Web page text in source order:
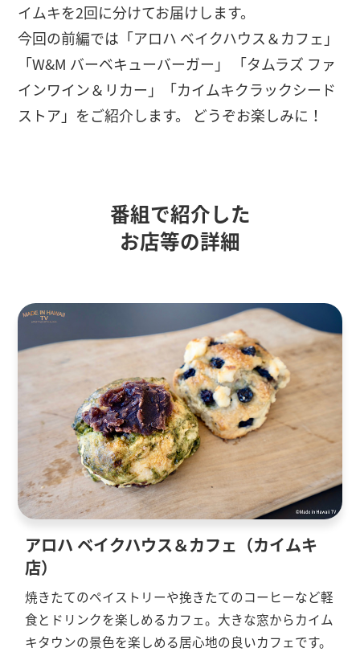
イムキを2回に分けてお届けします。
今回の前編では「アロハ ベイクハウス＆カフェ」
「W&M バーベキューバーガー」 「タムラズ ファ
インワイン＆リカー」「カイムキクラックシード
ストア」をご紹介します。 どうぞお楽しみに！
番組で紹介した
お店等の詳細
アロハ ベイクハウス＆カフェ（カイムキ
店）
焼きたてのペイストリーや挽きたてのコーヒーなど軽
食とドリンクを楽しめるカフェ。大きな窓からカイム
キタウンの景色を楽しめる居心地の良いカフェです。